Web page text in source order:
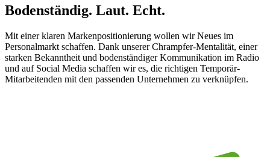
Bodenständig. Laut. Echt.
Mit einer klaren Markenpositionierung wollen wir Neues im
Personalmarkt schaffen. Dank unserer Chrampfer-Mentalität, einer
starken Bekanntheit und bodenständiger Kommunikation im Radio
und auf Social Media schaffen wir es, die richtigen Temporär-
Mitarbeitenden mit den passenden Unternehmen zu verknüpfen.